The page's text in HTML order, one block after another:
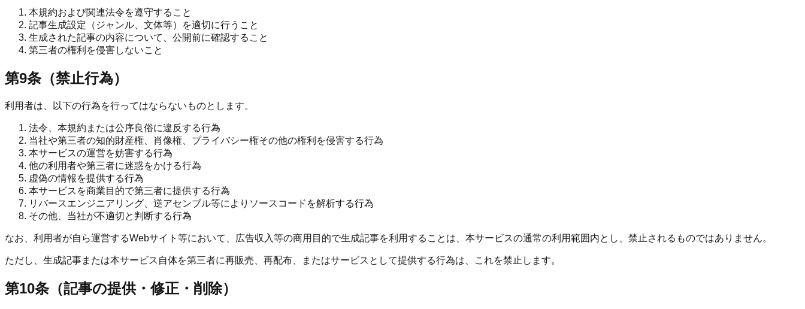
本規約および関連法令を遵守すること
記事生成設定（ジャンル、文体等）を適切に行うこと
生成された記事の内容について、公開前に確認すること
第三者の権利を侵害しないこと
第9条（禁止行為）
利用者は、以下の行為を行ってはならないものとします。
法令、本規約または公序良俗に違反する行為
当社や第三者の知的財産権、肖像権、プライバシー権その他の権利を侵害する行為
本サービスの運営を妨害する行為
他の利用者や第三者に迷惑をかける行為
虚偽の情報を提供する行為
本サービスを商業目的で第三者に提供する行為
リバースエンジニアリング、逆アセンブル等によりソースコードを解析する行為
その他、当社が不適切と判断する行為
なお、利用者が自ら運営するWebサイト等において、広告収入等の商用目的で生成記事を利用することは、本サービスの通常の利用範囲内とし、禁止されるものではありません。
ただし、生成記事または本サービス自体を第三者に再販売、再配布、またはサービスとして提供する行為は、これを禁止します。
第10条（記事の提供・修正・削除）